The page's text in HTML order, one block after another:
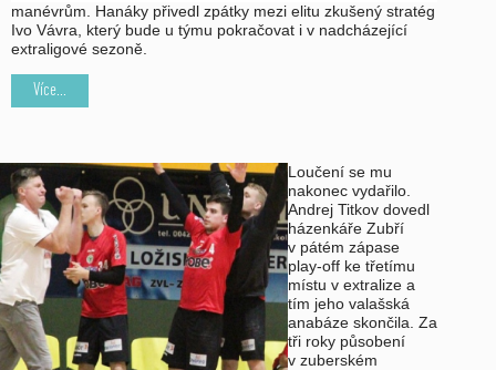
manévrům. Hanáky přivedl zpátky mezi elitu zkušený stratég
Ivo Vávra, který bude u týmu pokračovat i v nadcházející
extraligové sezoně.
Více...
Loučení se mu
nakonec vydařilo.
Andrej Titkov dovedl
házenkáře Zubří
v pátém zápase
play-off ke třetímu
místu v extralize a
tím jeho valašská
anabáze skončila. Za
tři roky působení
v zuberském